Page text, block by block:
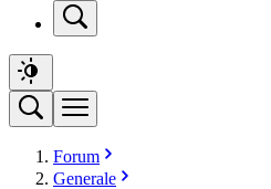
Forum
Generale